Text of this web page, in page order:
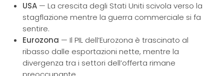
USA — La crescita degli Stati Uniti scivola verso la
stagflazione mentre la guerra commerciale si fa
sentire.
Eurozona — Il PIL dell’Eurozona è trascinato al
ribasso dalle esportazioni nette, mentre la
divergenza tra i settori dell’offerta rimane